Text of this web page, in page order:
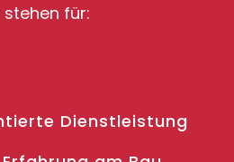
stehen für:
Dienstleistung